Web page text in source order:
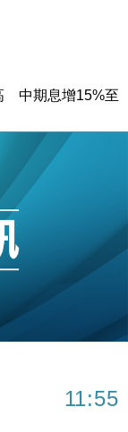
中期息增15%至
至4.5% 看好貿易
證金」 43歲女子
仍升近2%
城亞洲CEO蔡德
逾3年最長跌勢
單日斥6.28萬億
11:55